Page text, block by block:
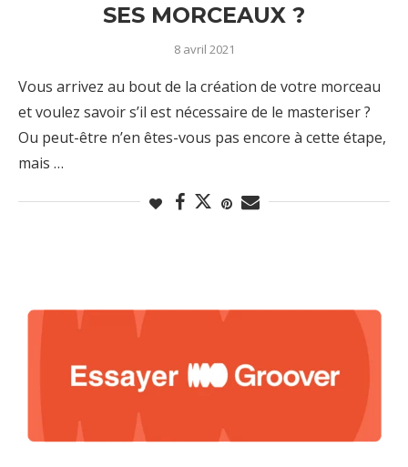
SES MORCEAUX ?
8 avril 2021
Vous arrivez au bout de la création de votre morceau
et voulez savoir s’il est nécessaire de le masteriser ?
Ou peut-être n’en êtes-vous pas encore à cette étape,
mais …